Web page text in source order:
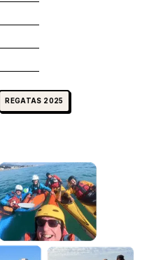
REGATAS 2025